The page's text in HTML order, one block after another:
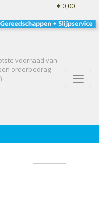
voorraad van
orderbedrag
€ 0,00
Toggle